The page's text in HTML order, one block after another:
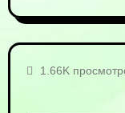
1.66K